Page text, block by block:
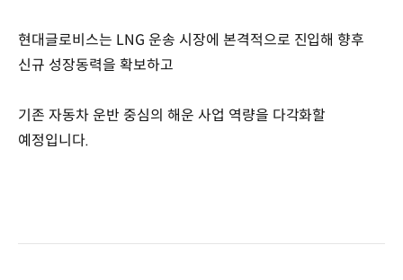
현대글로비스는 LNG 운송 시장에 본격적으로 진입해 향후
신규 성장동력을 확보하고
기존 자동차 운반 중심의 해운 사업 역량을 다각화할
예정입니다.